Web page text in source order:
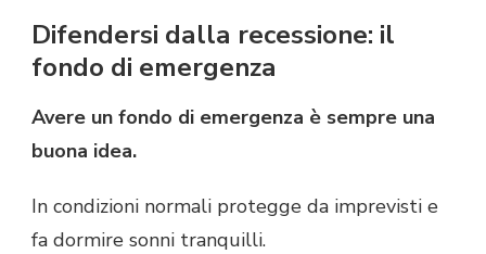
Difendersi dalla recessione: il
fondo di emergenza
Avere un fondo di emergenza è sempre una
buona idea.
In condizioni normali protegge da imprevisti e
fa dormire sonni tranquilli.